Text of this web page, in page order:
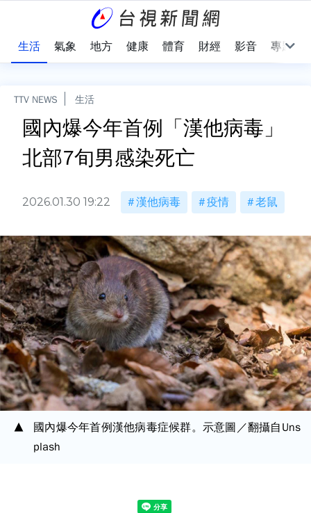
生活 氣象 地方 健康 體育 財經 影音 專題
TTV NEWS 生活
國內爆今年首例「漢他病毒」
北部7旬男感染死亡
2026.01.30 19:22 漢他病毒 疫情 老鼠
國內爆今年首例漢他病毒症候群。示意圖／翻攝自Uns
plash